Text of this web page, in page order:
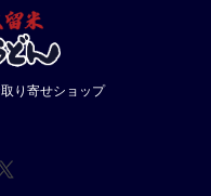
り寄せショップ